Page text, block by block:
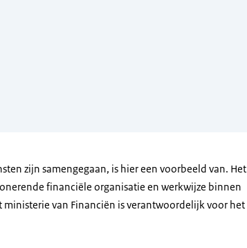
zijn samengegaan, is hier een voorbeeld van. Het
financiële organisatie en werkwijze binnen
van Financiën is verantwoordelijk voor het